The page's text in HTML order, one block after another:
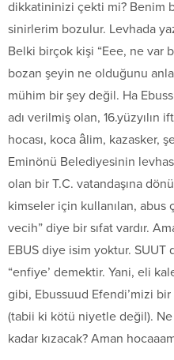
dikkatininizi çekti mi? Benim
sinirlerim bozulur. Levhada
Belki birçok kişi “Eee, ne var
bozan şeyin ne olduğunu
mühim bir şey değil. Ha
adı verilmiş olan, 16.yüzyılın
hocası, koca âlim, kazasker,
Eminönü Belediyesinin
olan bir T.C. vatandaşına
kimseler için kullanılan, abus
vecih” diye bir sıfat vardır.
EBUS diye isim yoktur. SUUT
“enfiye’ demektir. Yani, eli
gibi, Ebussuud Efendi’mizi
(tabii ki kötü niyetle değil).
kadar kızacak? Aman